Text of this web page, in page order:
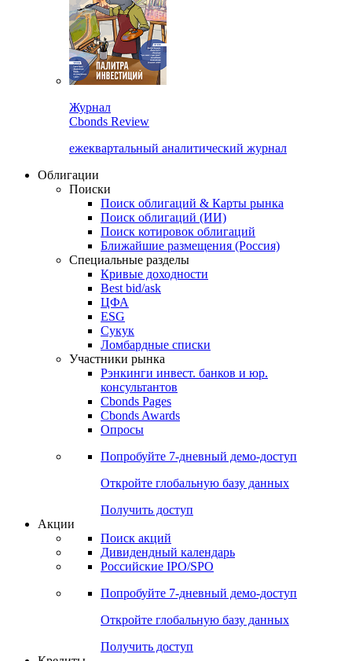
Журнал
Cbonds Review
ежеквартальный аналитический журнал
Облигации
Поиски
Поиск облигаций & Карты рынка
Поиск облигаций (ИИ)
Поиск котировок облигаций
Ближайшие размещения (Россия)
Специальные разделы
Кривые доходности
Best bid/ask
ЦФА
ESG
Сукук
Ломбардные списки
Участники рынка
Рэнкинги инвест. банков и юр.
консультантов
Cbonds Pages
Cbonds Awards
Опросы
Попробуйте 7-дневный демо-доступ
Откройте глобальную базу данных
Получить доступ
Акции
Поиск акций
Дивидендный календарь
Российские IPO/SPO
Попробуйте 7-дневный демо-доступ
Откройте глобальную базу данных
Получить доступ